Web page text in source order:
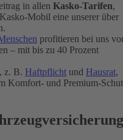
in allen Kasko-Tarifen,
Mobil eine unserer über
profitieren bei uns
– mit bis zu 40 Prozent
z. B. Haftpflicht und Hausrat,
Komfort- und Premium-